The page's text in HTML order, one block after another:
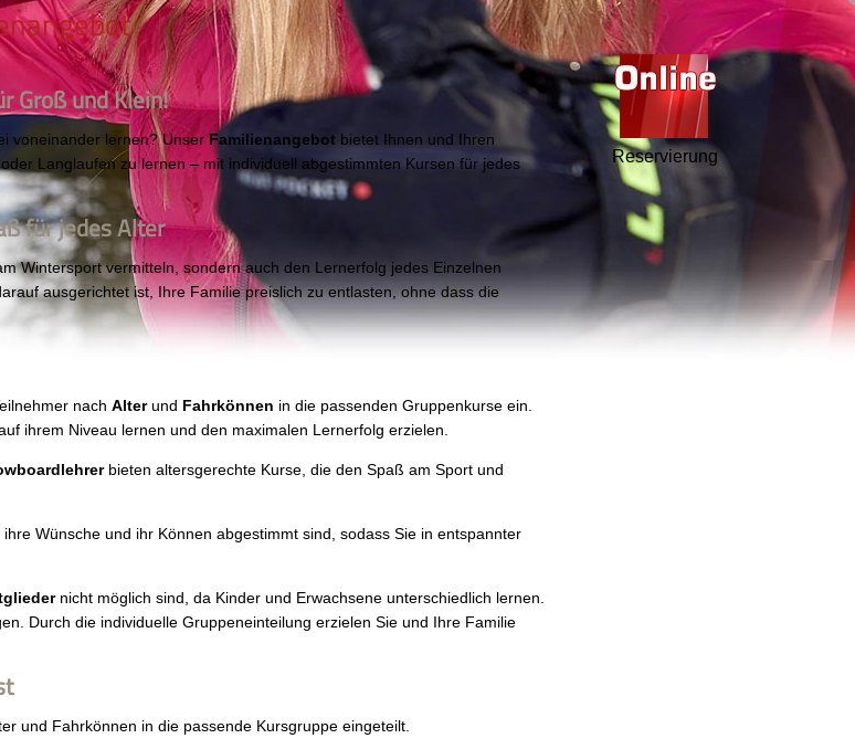
Reservierung
Groß und Klein!
voneinander lernen? UnserFamilienangebot bietet Ihnen und Ihren
Langlaufen zu lernen – mit individuell abgestimmten Kursen für jedes
für jedes Alter
Wintersport vermitteln, sondern auch den Lernerfolg jedes Einzelnen
ausgerichtet ist, Ihre Familie preislich zu entlasten, ohne dass die
nach Alterund Fahrkönnen in die passenden Gruppenkurse ein.
ihrem Niveau lernen und den maximalen Lernerfolg erzielen.
bieten altersgerechte Kurse, die den Spaß am Sport und
Wünsche und ihr Können abgestimmt sind, sodass Sie in entspannter
nicht möglich sind, da Kinder und Erwachsene unterschiedlich lernen.
Durch die individuelle Gruppeneinteilung erzielen Sie und Ihre Familie
und Fahrkönnen in die passende Kursgruppe eingeteilt.